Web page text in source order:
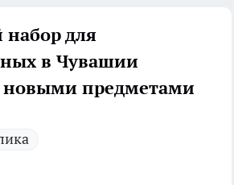
для
в Чувашии
новыми предметами